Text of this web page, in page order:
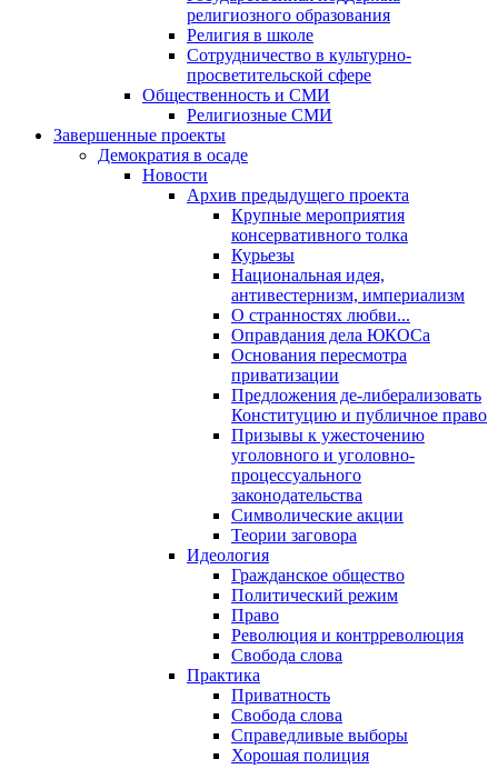
религиозного образования
Религия в школе
Сотрудничество в культурно-
просветительской сфере
Общественность и СМИ
Религиозные СМИ
Завершенные проекты
Демократия в осаде
Новости
Архив предыдущего проекта
Крупные мероприятия
консервативного толка
Курьезы
Национальная идея,
антивестернизм, империализм
О странностях любви...
Оправдания дела ЮКОСа
Основания пересмотра
приватизации
Предложения де-либерализовать
Конституцию и публичное право
Призывы к ужесточению
уголовного и уголовно-
процессуального
законодательства
Символические акции
Теории заговора
Идеология
Гражданское общество
Политический режим
Право
Революция и контрреволюция
Свобода слова
Практика
Приватность
Свобода слова
Справедливые выборы
Хорошая полиция